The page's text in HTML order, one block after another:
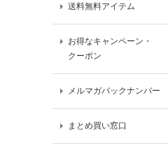
送料無料アイテム
お得なキャンペーン・
クーポン
メルマガバックナンバー
まとめ買い窓口